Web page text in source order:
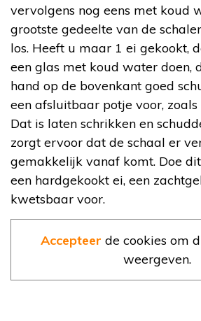
vervolgens nog eens met koud
grootste gedeelte van de
los. Heeft u maar 1 ei gekookt,
een glas met koud water doen,
hand op de bovenkant goed
een afsluitbaar potje voor,
Dat is laten schrikken en
zorgt ervoor dat de schaal er
gemakkelijk vanaf komt. Doe
een hardgekookt ei, een
kwetsbaar voor.
Accepteer de cookies om
weergeven.